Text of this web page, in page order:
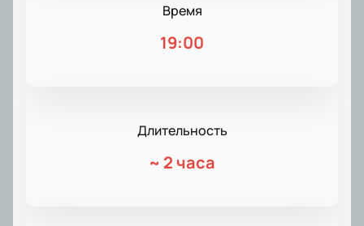
Время
19:00
Длительность
~ 2 часа